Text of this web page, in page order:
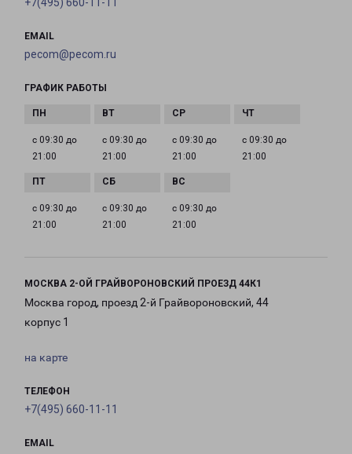
+7(495) 660-11-11
EMAIL
pecom@pecom.ru
ГРАФИК РАБОТЫ
с 09:30 до
21:00
с 09:30 до
21:00
с 09:30 до
21:00
с 09:30 до
21:00
с 09:30 до
21:00
с 09:30 до
21:00
с 09:30 до
21:00
МОСКВА 2-ОЙ ГРАЙВОРОНОВСКИЙ ПРОЕЗД 44К1
Москва город, проезд 2-й Грайвороновский, 44
корпус 1
на карте
ТЕЛЕФОН
+7(495) 660-11-11
EMAIL